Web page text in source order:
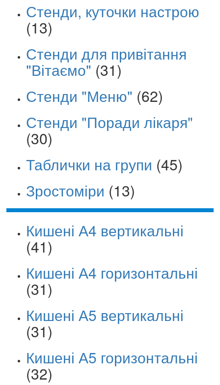
Стенди, куточки настрою
(13)
Стенди для привітання
"Вітаємо" (31)
Стенди "Меню" (62)
Стенди "Поради лікаря"
(30)
Таблички на групи (45)
Зростоміри (13)
Кишені А4 вертикальні
(41)
Кишені А4 горизонтальні
(31)
Кишені А5 вертикальні
(31)
Кишені А5 горизонтальні
(32)